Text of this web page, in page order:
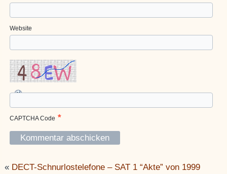
Website
CAPTCHA Code *
« DECT-Schnurlostelefone – SAT 1 “Akte” von 1999